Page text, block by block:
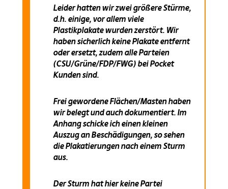
Leider hatten wir zwei größere Stürme,
d.h. einige, vor allem viele
Plastikplakate wurden zerstört. Wir
haben sicherlich keine Plakate entfernt
oder ersetzt, zudem alle Parteien
(CSU/Grüne/FDP/FWG) bei Pocket
Kunden sind.
Frei gewordene Flächen/Masten haben
wir belegt und auch dokumentiert. Im
Anhang schicke ich einen kleinen
Auszug an Beschädigungen, so sehen
die Plakatierungen nach einem Sturm
aus.
Der Sturm hat hier keine Partei